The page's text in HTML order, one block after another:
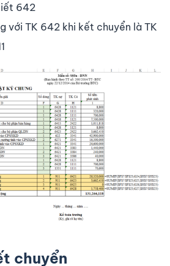
642
với TK 642 khi kết chuyển là TK
chuyển